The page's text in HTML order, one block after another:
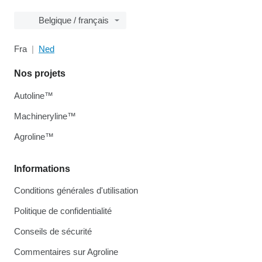
Belgique / français
Fra Ned
Informations
Conditions générales d'utilisation
Politique de confidentialité
Conseils de sécurité
Commentaires sur Agroline
Nos projets
Autoline™
Machineryline™
Agroline™